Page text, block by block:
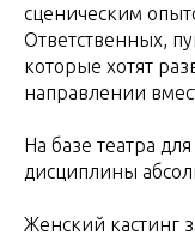
сценическим
Ответственных,
которые хотят
направлении
На базе театра
дисциплины
Женский кастинг